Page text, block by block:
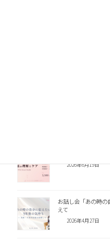
2026年6月19日
お話し会「あの時
えて
2026年4月27日